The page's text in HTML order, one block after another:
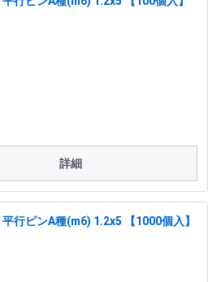
詳細
行ピンA種(m6) 1.2x5 【1000個入】